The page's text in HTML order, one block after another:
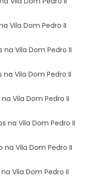
Vila Dom Pedro II
Vila Dom Pedro II
Vila Dom Pedro II
Vila Dom Pedro II
na Vila Dom Pedro II
Vila Dom Pedro II
Vila Dom Pedro II